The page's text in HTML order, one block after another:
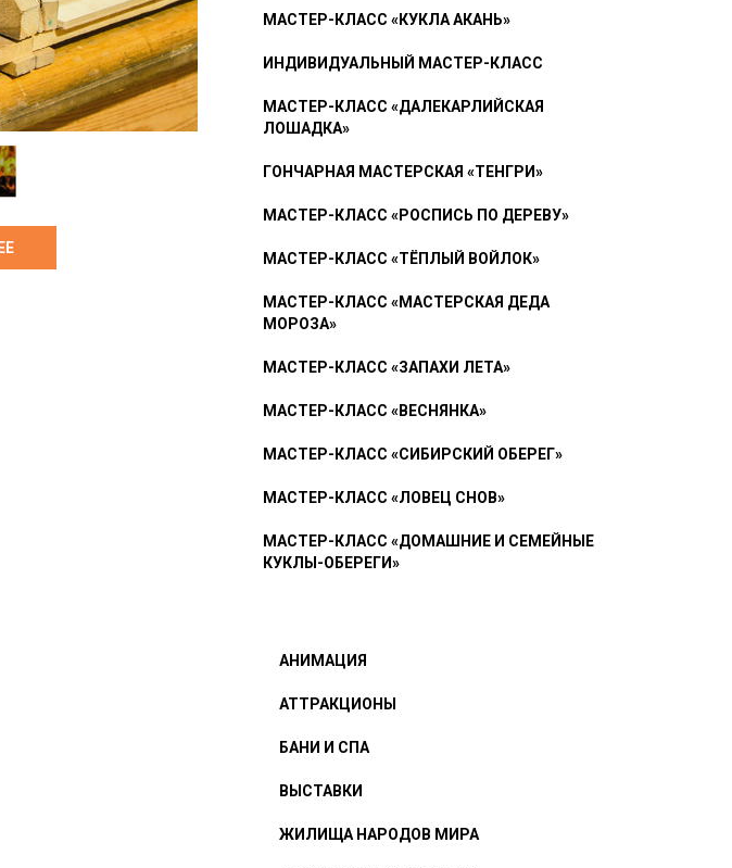
МАСТЕР-КЛАСС «КУКЛА АКАНЬ»
ИНДИВИДУАЛЬНЫЙ МАСТЕР-КЛАСС
МАСТЕР-КЛАСС «ДАЛЕКАРЛИЙСКАЯ
ЛОШАДКА»
ГОНЧАРНАЯ МАСТЕРСКАЯ «ТЕНГРИ»
МАСТЕР-КЛАСС «РОСПИСЬ ПО ДЕРЕВУ»
МАСТЕР-КЛАСС «ТЁПЛЫЙ ВОЙЛОК»
МАСТЕР-КЛАСС «МАСТЕРСКАЯ ДЕДА
МОРОЗА»
МАСТЕР-КЛАСС «ЗАПАХИ ЛЕТА»
МАСТЕР-КЛАСС «ВЕСНЯНКА»
МАСТЕР-КЛАСС «СИБИРСКИЙ ОБЕРЕГ»
МАСТЕР-КЛАСС «ЛОВЕЦ СНОВ»
МАСТЕР-КЛАСС «ДОМАШНИЕ И СЕМЕЙНЫЕ
КУКЛЫ-ОБЕРЕГИ»
АНИМАЦИЯ
АТТРАКЦИОНЫ
БАНИ И СПА
ВЫСТАВКИ
ЖИЛИЩА НАРОДОВ МИРА